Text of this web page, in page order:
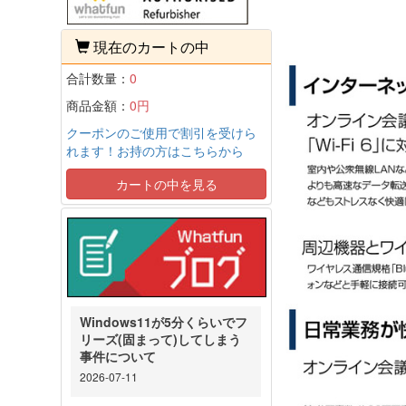
現在のカートの中
合計数量： 0
商品金額： 0円
クーポンのご使用で割引を受けら
れます！お持の方はこちらから
カートの中を見る
Windows11が5分くらいでフ
リーズ(固まって)してしまう
事件について
2026-07-11